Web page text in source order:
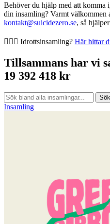
Behöver du hjälp med att komma
din insamling? Varmt välkommen
kontakt@suicidezero.se, så
🏃🏻‍♀️ Idrottsinsamling? Här hittar
Tillsammans har vi
19 392 418 kr
Sök
Insamling